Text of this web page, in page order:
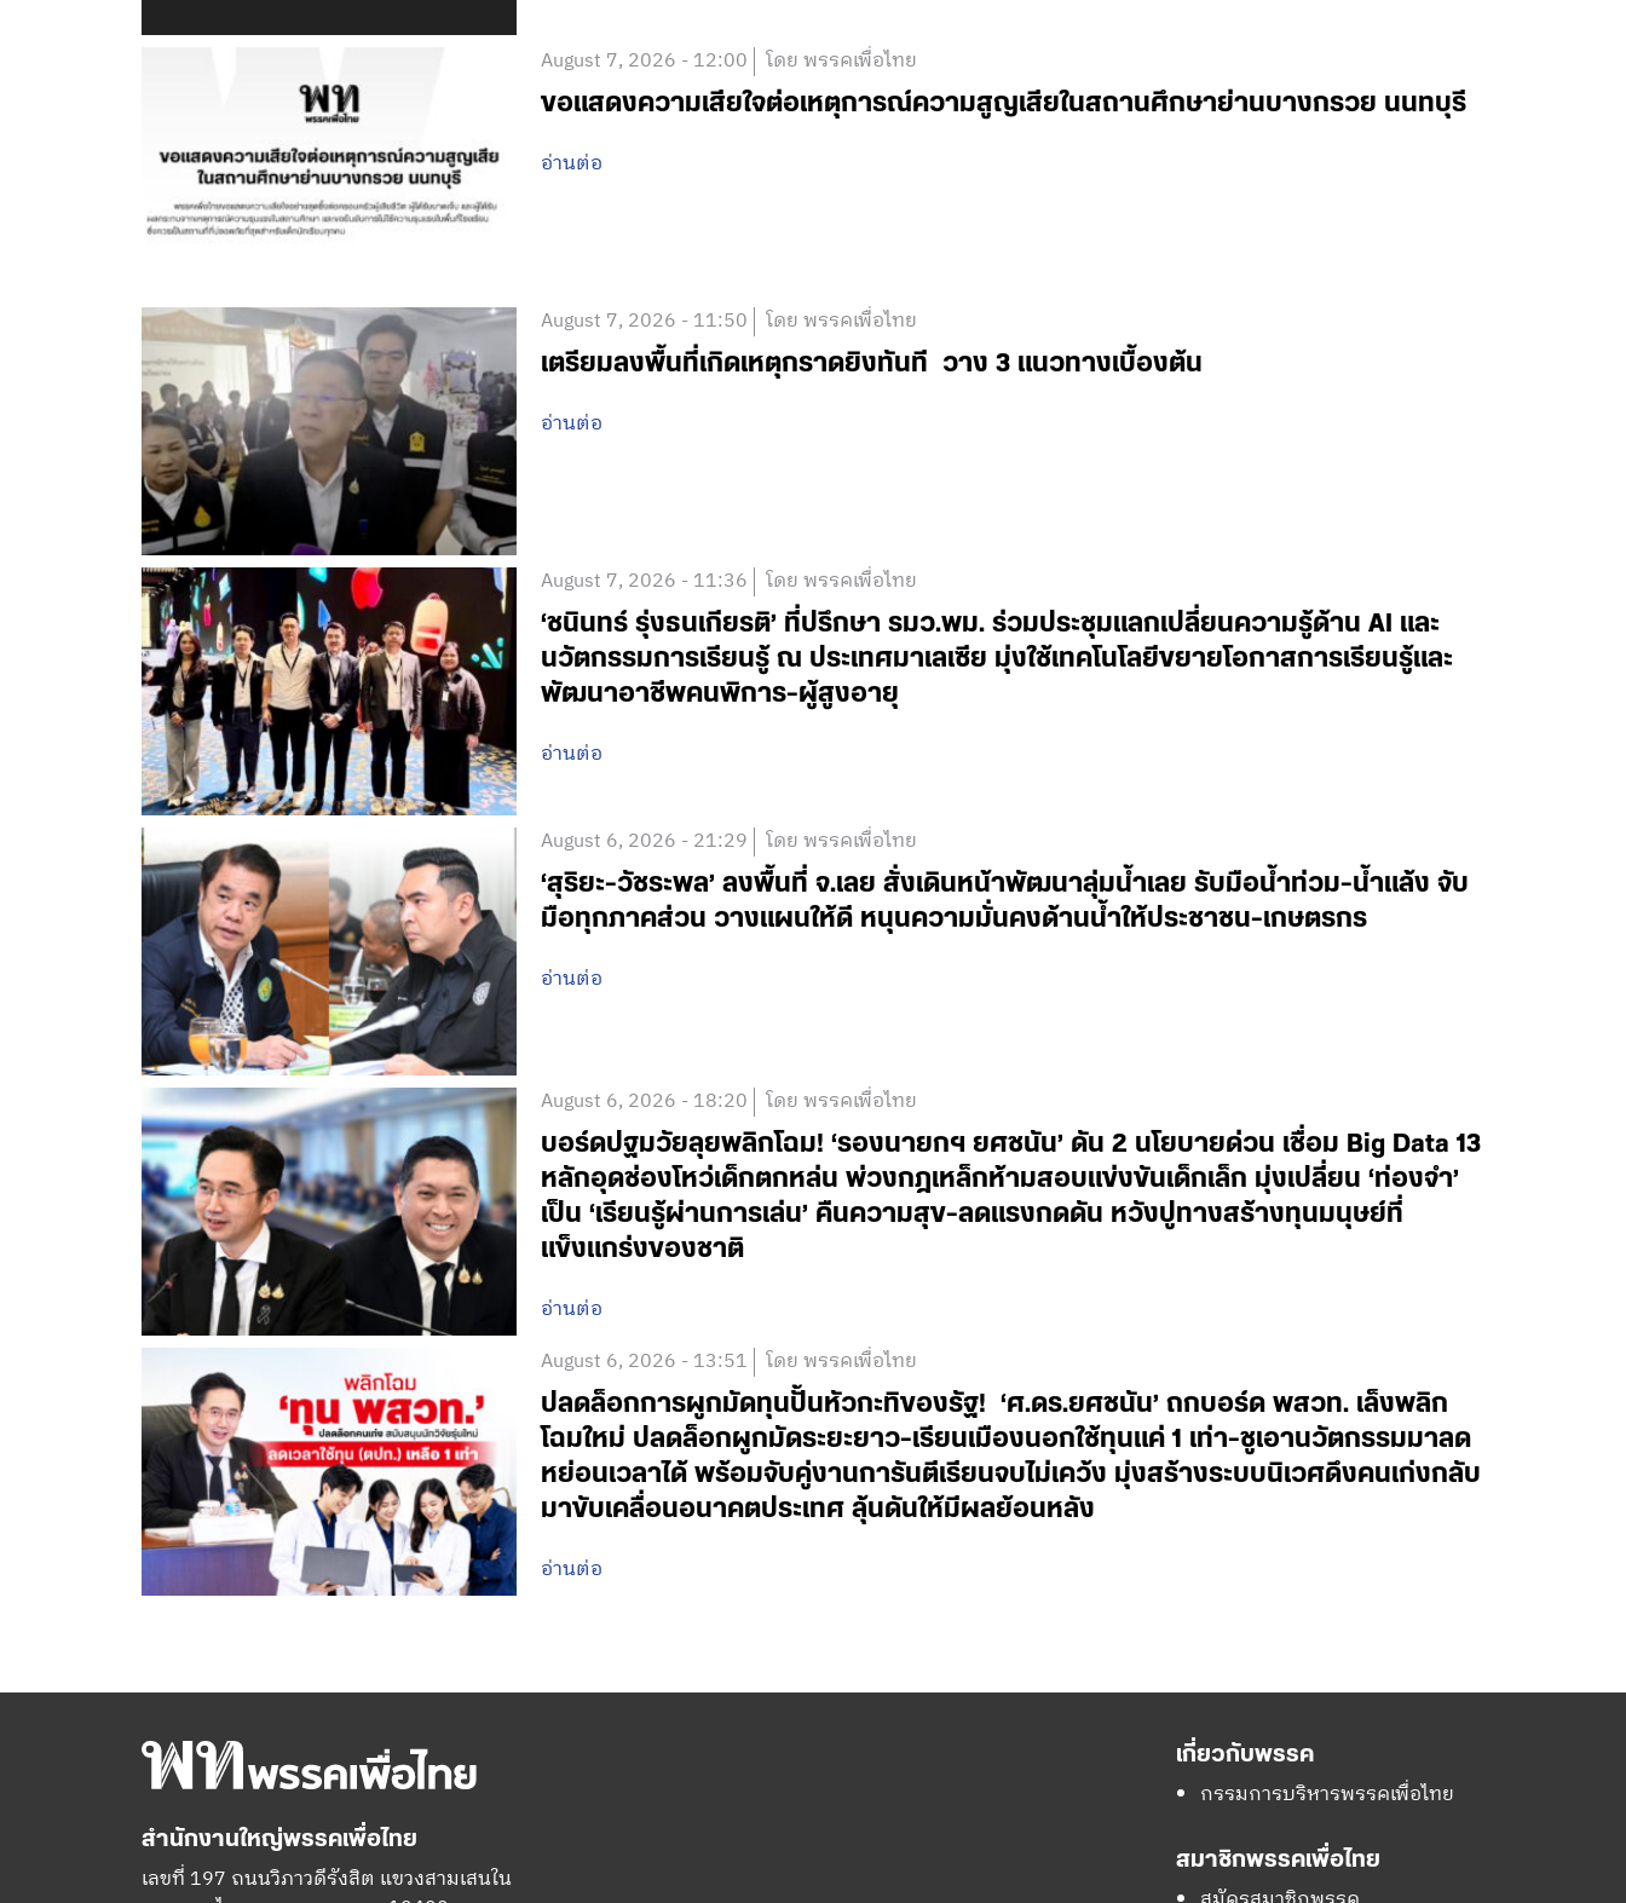
August 7, 2026 - 12:00 โดย พรรคเพื่อไทย
ขอแสดงความเสียใจต่อเหตุการณ์ความสูญเสียในสถานศึกษาย่านบางกรวย นนทบุรี
อ่านต่อ
August 7, 2026 - 11:50 โดย พรรคเพื่อไทย
เตรียมลงพื้นที่เกิดเหตุกราดยิงทันที วาง 3 แนวทางเบื้องต้น
อ่านต่อ
August 7, 2026 - 11:36 โดย พรรคเพื่อไทย
‘ชนินทร์ รุ่งธนเกียรติ’ ที่ปรึกษา รมว.พม. ร่วมประชุมแลกเปลี่ยนความรู้ด้าน AI และ
นวัตกรรมการเรียนรู้ ณ ประเทศมาเลเซีย มุ่งใช้เทคโนโลยีขยายโอกาสการเรียนรู้และ
พัฒนาอาชีพคนพิการ-ผู้สูงอายุ
อ่านต่อ
August 6, 2026 - 21:29 โดย พรรคเพื่อไทย
‘สุริยะ-วัชระพล’ ลงพื้นที่ จ.เลย สั่งเดินหน้าพัฒนาลุ่มน้ำเลย รับมือน้ำท่วม-น้ำแล้ง จับ
มือทุกภาคส่วน วางแผนให้ดี หนุนความมั่นคงด้านน้ำให้ประชาชน-เกษตรกร
อ่านต่อ
August 6, 2026 - 18:20 โดย พรรคเพื่อไทย
บอร์ดปฐมวัยลุยพลิกโฉม! ‘รองนายกฯ ยศชนัน’ ดัน 2 นโยบายด่วน เชื่อม Big Data 13
หลักอุดช่องโหว่เด็กตกหล่น พ่วงกฎเหล็กห้ามสอบแข่งขันเด็กเล็ก มุ่งเปลี่ยน ‘ท่องจำ’
เป็น ‘เรียนรู้ผ่านการเล่น’ คืนความสุข-ลดแรงกดดัน หวังปูทางสร้างทุนมนุษย์ที่
แข็งแกร่งของชาติ
อ่านต่อ
August 6, 2026 - 13:51 โดย พรรคเพื่อไทย
ปลดล็อกการผูกมัดทุนปั้นหัวกะทิของรัฐ! ‘ศ.ดร.ยศชนัน’ ถกบอร์ด พสวท. เล็งพลิก
โฉมใหม่ ปลดล็อกผูกมัดระยะยาว-เรียนเมืองนอกใช้ทุนแค่ 1 เท่า-ชูเอานวัตกรรมมาลด
หย่อนเวลาได้ พร้อมจับคู่งานการันตีเรียนจบไม่เคว้ง มุ่งสร้างระบบนิเวศดึงคนเก่งกลับ
มาขับเคลื่อนอนาคตประเทศ ลุ้นดันให้มีผลย้อนหลัง
อ่านต่อ
สำนักงานใหญ่พรรคเพื่อไทย
เลขที่ 197 ถนนวิภาวดีรังสิต แขวงสามเสนใน
เกี่ยวกับพรรค
กรรมการบริหารพรรคเพื่อไทย
สมาชิกพรรคเพื่อไทย